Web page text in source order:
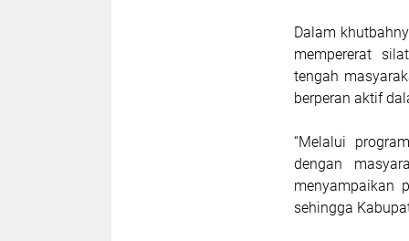
Dalam
mempererat
tengah
berperan aktif
“Melalui
dengan
menyampaikan
sehingga